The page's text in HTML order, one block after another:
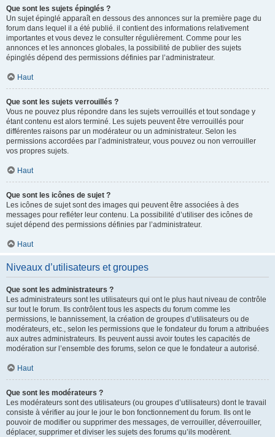
Que sont les sujets épinglés ?
Un sujet épinglé apparaît en dessous des annonces sur la première page du
forum dans lequel il a été publié. il contient des informations relativement
importantes et vous devez le consulter régulièrement. Comme pour les
annonces et les annonces globales, la possibilité de publier des sujets
épinglés dépend des permissions définies par l’administrateur.
Haut
Que sont les sujets verrouillés ?
Vous ne pouvez plus répondre dans les sujets verrouillés et tout sondage y
étant contenu est alors terminé. Les sujets peuvent être verrouillés pour
différentes raisons par un modérateur ou un administrateur. Selon les
permissions accordées par l’administrateur, vous pouvez ou non verrouiller
vos propres sujets.
Haut
Que sont les icônes de sujet ?
Les icônes de sujet sont des images qui peuvent être associées à des
messages pour refléter leur contenu. La possibilité d’utiliser des icônes de
sujet dépend des permissions définies par l’administrateur.
Haut
Niveaux d’utilisateurs et groupes
Que sont les administrateurs ?
Les administrateurs sont les utilisateurs qui ont le plus haut niveau de contrôle
sur tout le forum. Ils contrôlent tous les aspects du forum comme les
permissions, le bannissement, la création de groupes d’utilisateurs ou de
modérateurs, etc., selon les permissions que le fondateur du forum a attribuées
aux autres administrateurs. Ils peuvent aussi avoir toutes les capacités de
modération sur l’ensemble des forums, selon ce que le fondateur a autorisé.
Haut
Que sont les modérateurs ?
Les modérateurs sont des utilisateurs (ou groupes d’utilisateurs) dont le travail
consiste à vérifier au jour le jour le bon fonctionnement du forum. Ils ont le
pouvoir de modifier ou supprimer des messages, de verrouiller, déverrouiller,
déplacer, supprimer et diviser les sujets des forums qu’ils modèrent.